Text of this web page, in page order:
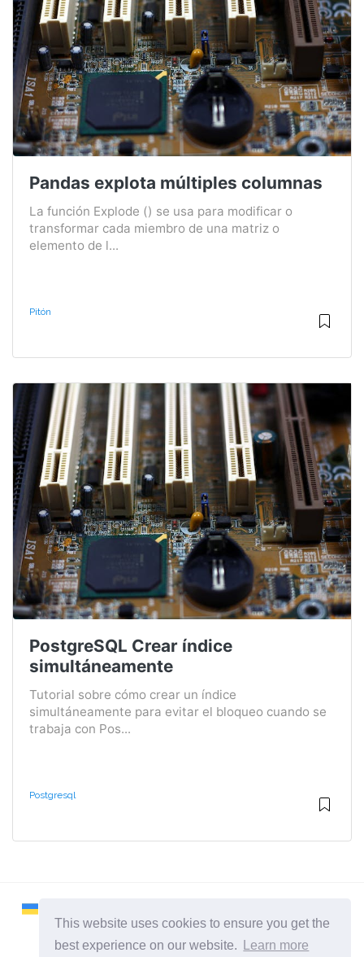
This website uses cookies to ensure you get the
best experience on our website.
Learn more
Pandas explota múltiples columnas
La función Explode () se usa para modificar o
transformar cada miembro de una matriz o
elemento de l...
Pitón
PostgreSQL Crear índice
simultáneamente
Tutorial sobre cómo crear un índice
simultáneamente para evitar el bloqueo cuando se
trabaja con Pos...
Postgresql